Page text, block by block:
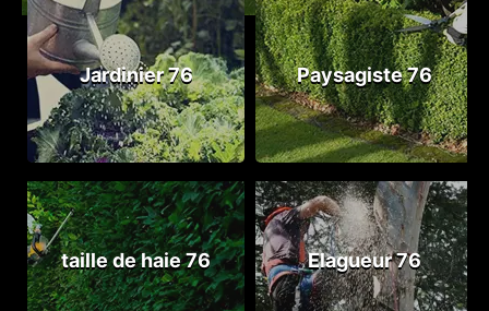
Jardinier 76 Paysagiste 76
taille de haie 76 Elagueur 76